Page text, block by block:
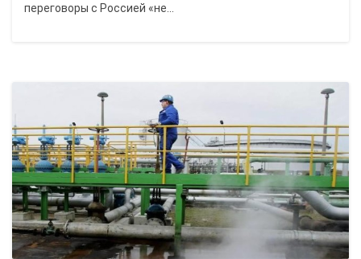
переговоры с Россией «не...